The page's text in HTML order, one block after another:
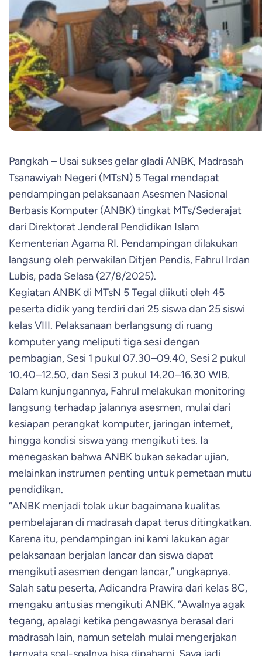
Pangkah – Usai sukses gelar gladi ANBK, Madrasah
Tsanawiyah Negeri (MTsN) 5 Tegal mendapat
pendampingan pelaksanaan Asesmen Nasional
Berbasis Komputer (ANBK) tingkat MTs/Sederajat
dari Direktorat Jenderal Pendidikan Islam
Kementerian Agama RI. Pendampingan dilakukan
langsung oleh perwakilan Ditjen Pendis, Fahrul Irdan
Lubis, pada Selasa (27/8/2025).
Kegiatan ANBK di MTsN 5 Tegal diikuti oleh 45
peserta didik yang terdiri dari 25 siswa dan 25 siswi
kelas VIII. Pelaksanaan berlangsung di ruang
komputer yang meliputi tiga sesi dengan
pembagian, Sesi 1 pukul 07.30–09.40, Sesi 2 pukul
10.40–12.50, dan Sesi 3 pukul 14.20–16.30 WIB.
Dalam kunjungannya, Fahrul melakukan monitoring
langsung terhadap jalannya asesmen, mulai dari
kesiapan perangkat komputer, jaringan internet,
hingga kondisi siswa yang mengikuti tes. Ia
menegaskan bahwa ANBK bukan sekadar ujian,
melainkan instrumen penting untuk pemetaan mutu
pendidikan.
“ANBK menjadi tolak ukur bagaimana kualitas
pembelajaran di madrasah dapat terus ditingkatkan.
Karena itu, pendampingan ini kami lakukan agar
pelaksanaan berjalan lancar dan siswa dapat
mengikuti asesmen dengan lancar,” ungkapnya.
Salah satu peserta, Adicandra Prawira dari kelas 8C,
mengaku antusias mengikuti ANBK. “Awalnya agak
tegang, apalagi ketika pengawasnya berasal dari
madrasah lain, namun setelah mulai mengerjakan